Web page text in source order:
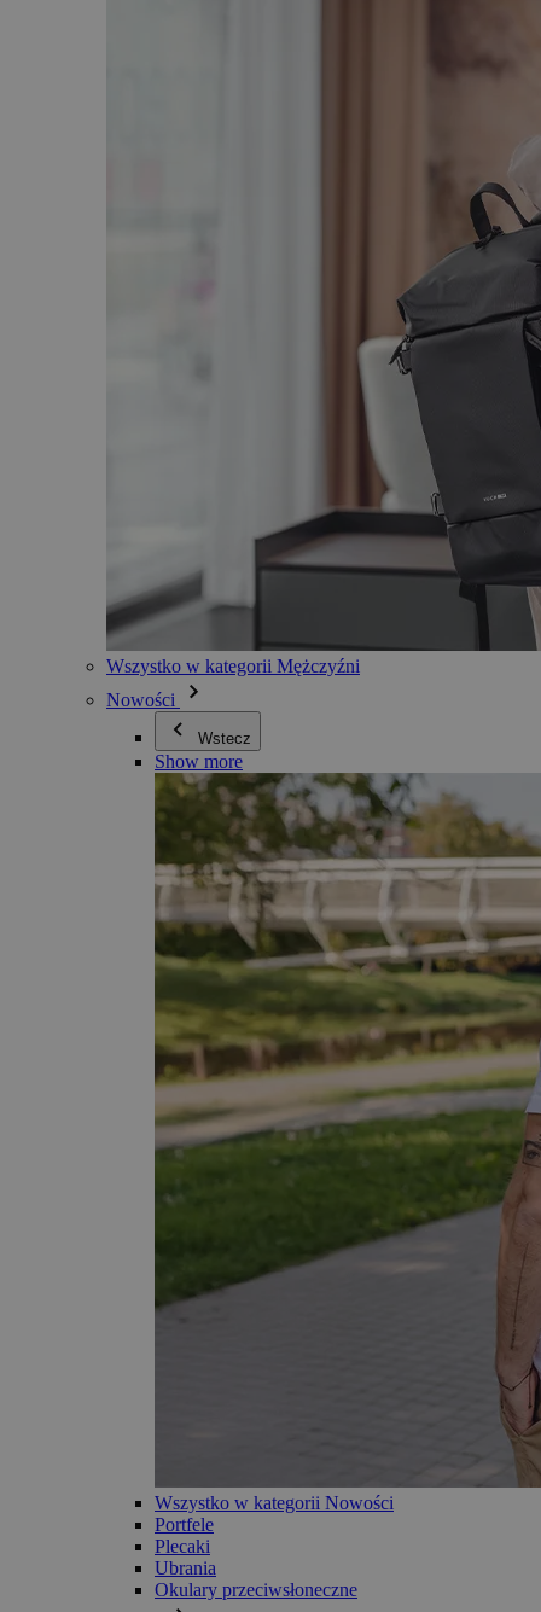
Wszystko w kategorii Mężczyźni
Nowości
Wstecz
Show more
Wszystko w kategorii Nowości
Portfele
Plecaki
Ubrania
Okulary przeciwsłoneczne